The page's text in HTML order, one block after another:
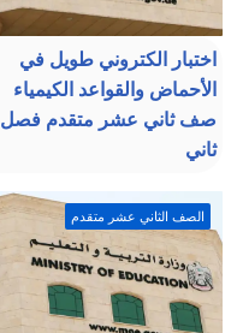
اختبار الكتروني طويل في
الأحماض والقواعد الكيمياء
صف ثاني عشر متقدم فصل
ثاني
الصف الثاني عشر متقدم